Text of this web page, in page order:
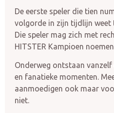
De eerste speler die tien
volgorde in zijn tijdlijn weet
Die speler mag zich met
HITSTER Kampioen
Onderweg ontstaan
en fanatieke momenten.
aanmoedigen ook maar
niet.